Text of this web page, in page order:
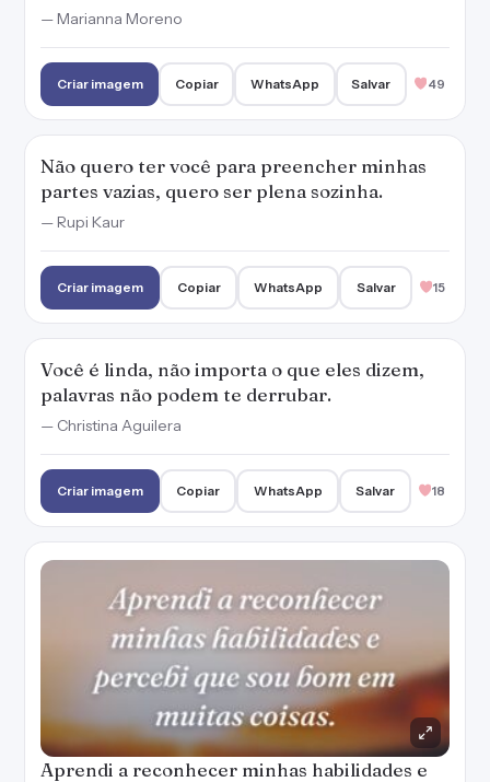
— Marianna Moreno
Criar imagem Copiar WhatsApp Salvar 49
Não quero ter você para preencher minhas
partes vazias, quero ser plena sozinha.
— Rupi Kaur
Criar imagem Copiar WhatsApp Salvar 15
Você é linda, não importa o que eles dizem,
palavras não podem te derrubar.
— Christina Aguilera
Criar imagem Copiar WhatsApp Salvar 18
Aprendi a reconhecer minhas habilidades e